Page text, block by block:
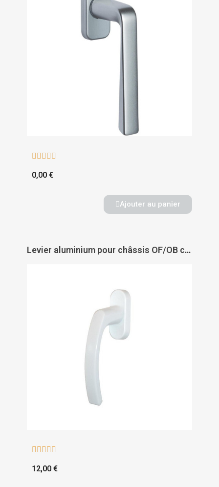
    
0,00 €
Ajouter au panier
Levier aluminium pour châssis OF/OB carré libre recoupable dépassant 35 mm - CADAP
    
12,00 €